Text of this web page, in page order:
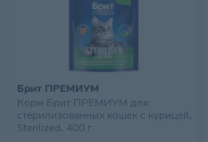
Брит ПРЕМИУМ
Корм Брит ПРЕМИУМ для
стерилизованных кошек с курицей,
Sterilized, 400 г